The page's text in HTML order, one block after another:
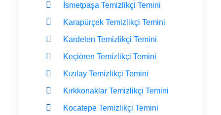
İsmetpaşa Temizlikçi Temini
Karapürçek Temizlikçi Temini
Kardelen Temizlikçi Temini
Keçiören Temizlikçi Temini
Kızılay Temizlikçi Temini
Kırkkonaklar Temizlikçi Temini
Kocatepe Temizlikçi Temini